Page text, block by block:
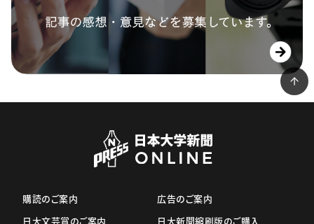
購読のご案内
日大文芸賞のご案内
広告のご案内
日大新聞縮刷版のご購入